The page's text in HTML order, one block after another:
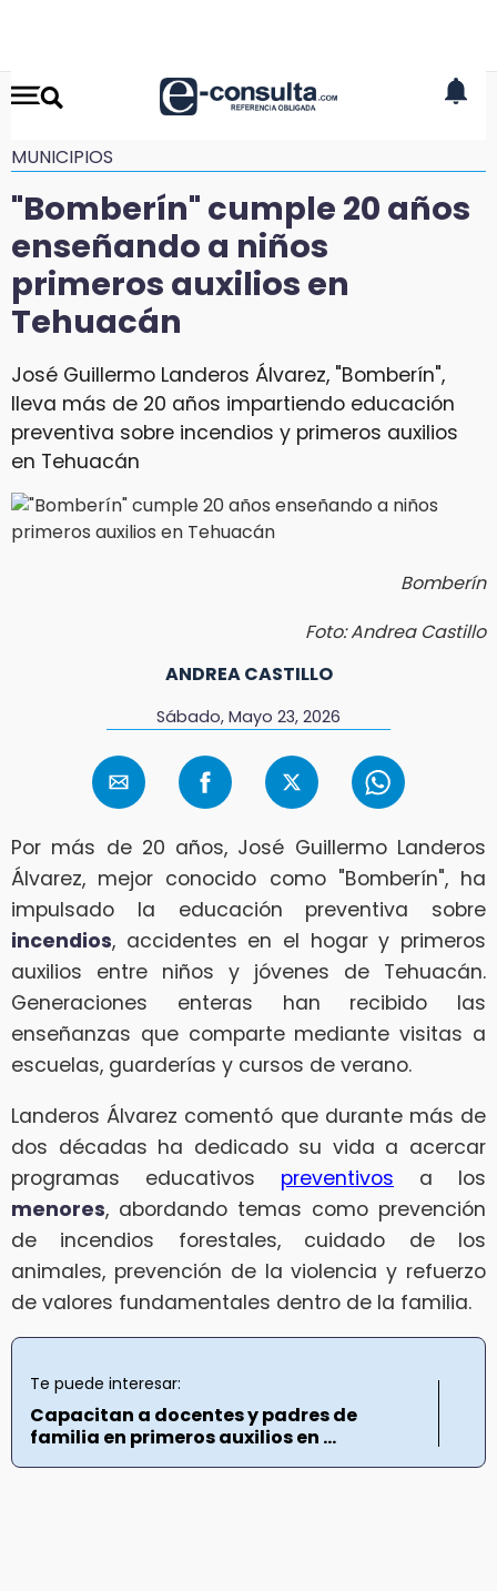
MUNICIPIOS
"Bomberín" cumple 20 años
enseñando a niños
primeros auxilios en
Tehuacán
José Guillermo Landeros Álvarez, "Bomberín",
lleva más de 20 años impartiendo educación
preventiva sobre incendios y primeros auxilios
en Tehuacán
Bomberín
Foto: Andrea Castillo
ANDREA CASTILLO
Sábado, Mayo 23, 2026
Por más de 20 años, José Guillermo Landeros
Álvarez, mejor conocido como "Bomberín", ha
impulsado la educación preventiva sobre
incendios, accidentes en el hogar y primeros
auxilios entre niños y jóvenes de Tehuacán.
Generaciones enteras han recibido las
enseñanzas que comparte mediante visitas a
escuelas, guarderías y cursos de verano.
Landeros Álvarez comentó que durante más de
dos décadas ha dedicado su vida a acercar
programas educativos preventivos a los
menores, abordando temas como prevención
de incendios forestales, cuidado de los
animales, prevención de la violencia y refuerzo
de valores fundamentales dentro de la familia.
Te puede interesar:
Capacitan a docentes y padres de
familia en primeros auxilios en ...